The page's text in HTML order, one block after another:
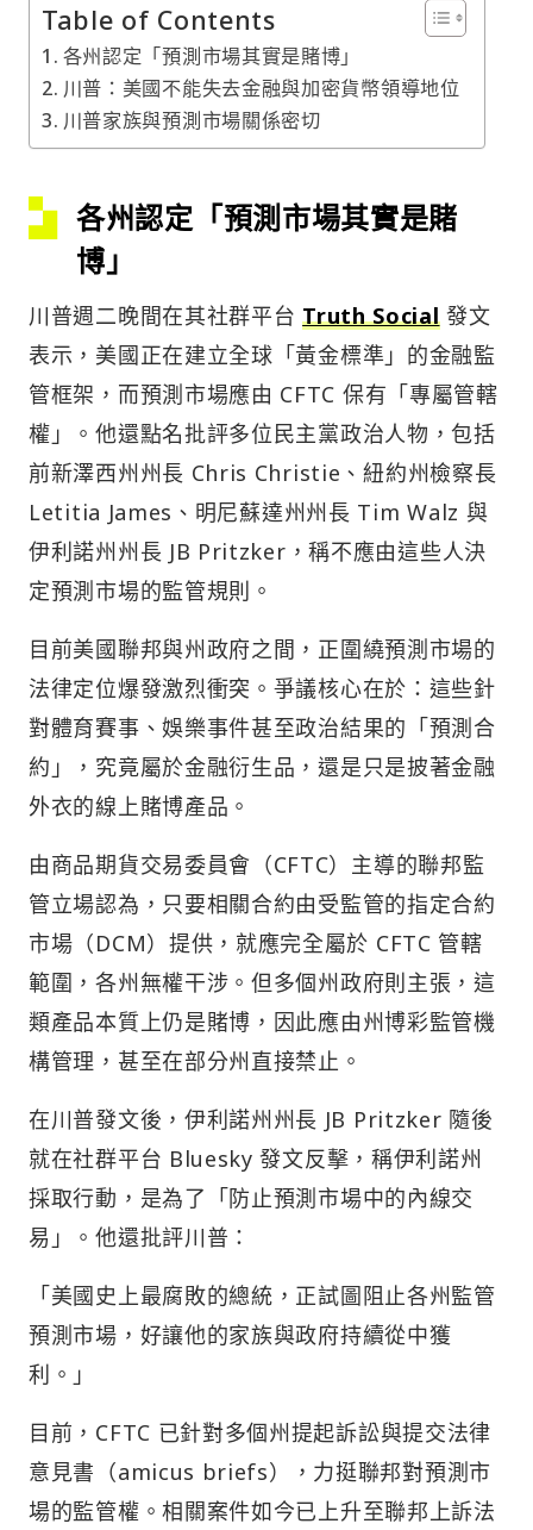
Table of Contents
各州認定「預測市場其實是賭博」
川普：美國不能失去金融與加密貨幣領導地位
川普家族與預測市場關係密切
各州認定「預測市場其實是賭
博」
川普週二晚間在其社群平台Truth Social發文
表示，美國正在建立全球「黃金標準」的金融監
管框架，而預測市場應由 CFTC 保有「專屬管轄
權」。他還點名批評多位民主黨政治人物，包括
前新澤西州州長 Chris Christie、紐約州檢察長
Letitia James、明尼蘇達州州長 Tim Walz 與
伊利諾州州長 JB Pritzker，稱不應由這些人決
定預測市場的監管規則。
目前美國聯邦與州政府之間，正圍繞預測市場的
法律定位爆發激烈衝突。爭議核心在於：這些針
對體育賽事、娛樂事件甚至政治結果的「預測合
約」，究竟屬於金融衍生品，還是只是披著金融
外衣的線上賭博產品。
由商品期貨交易委員會（CFTC）主導的聯邦監
管立場認為，只要相關合約由受監管的指定合約
市場（DCM）提供，就應完全屬於 CFTC 管轄
範圍，各州無權干涉。但多個州政府則主張，這
類產品本質上仍是賭博，因此應由州博彩監管機
構管理，甚至在部分州直接禁止。
在川普發文後，伊利諾州州長 JB Pritzker 隨後
就在社群平台 Bluesky 發文反擊，稱伊利諾州
採取行動，是為了「防止預測市場中的內線交
易」。他還批評川普：
「美國史上最腐敗的總統，正試圖阻止各州監管
預測市場，好讓他的家族與政府持續從中獲
利。」
目前，CFTC 已針對多個州提起訴訟與提交法律
意見書（amicus briefs），力挺聯邦對預測市
場的監管權。相關案件如今已上升至聯邦上訴法